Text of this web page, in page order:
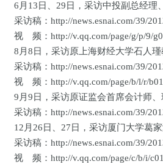
6月13日、29日，采访中投副总经理、
采访稿：http://news.esnai.com/39/
视 频：http://v.qq.com/page/g/p/9/
8月8日，采访原上海财经大学石人瑾
采访稿：http://news.esnai.com/39/
视 频：http://v.qq.com/page/b/l/r/
9月9日，采访原证监会首席会计师、
采访稿：http://news.esnai.com/39/
12月26日、27日，采访厦门大学葛家
采访稿：http://news.esnai.com/39/
视 频：http://v.qq.com/page/c/b/i/